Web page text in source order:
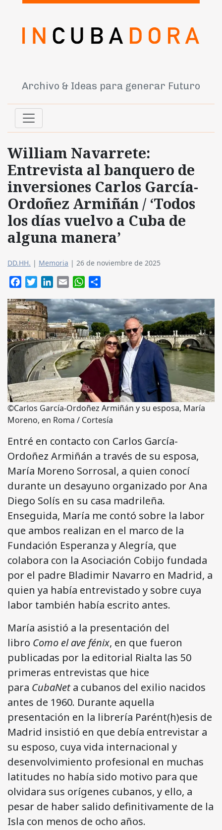
Archivo & Ideas para generar Futuro
William Navarrete:
Entrevista al banquero de
inversiones Carlos García-
Ordoñez Armiñán / ‘Todos
los días vuelvo a Cuba de
alguna manera’
DD.HH. | Memoria | 26 de noviembre de 2025
FacebookTwitterLinkedIn
Email WhatsApp
©Carlos García-Ordoñez Armiñán y su esposa, María
Moreno, en Roma / Cortesía
Entré en contacto con Carlos García-
Ordoñez Armiñán a través de su esposa,
María Moreno Sorrosal, a quien conocí
durante un desayuno organizado por Ana
Diego Solís en su casa madrileña.
Enseguida, María me contó sobre la labor
que ambos realizan en el marco de la
Fundación Esperanza y Alegría, que
colabora con la Asociación Cobijo fundada
por el padre Bladimir Navarro en Madrid, a
quien ya había entrevistado y sobre cuya
labor también había escrito antes.
María asistió a la presentación del
libro Como el ave fénix, en que fueron
publicadas por la editorial Rialta las 50
primeras entrevistas que hice
para CubaNeta cubanos del exilio nacidos
antes de 1960. Durante aquella
presentación en la librería Parént(h)esis de
Madrid insistió en que debía entrevistar a
su esposo, cuya vida internacional y
desenvolvimiento profesional en muchas
latitudes no había sido motivo para que
olvidara sus orígenes cubanos, y ello, a
pesar de haber salido definitivamente de la
Isla con menos de ocho años.